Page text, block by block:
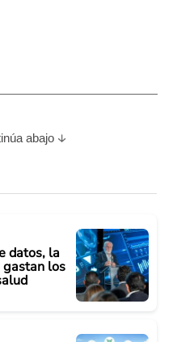
abajo
datos, la
gastan los